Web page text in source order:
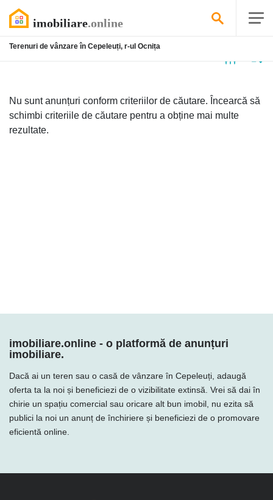
Terenuri de vânzare în Cepeleuți, r-ul Ocnița
Nu sunt anunțuri conform criteriilor de căutare. Încearcă să
schimbi criteriile de căutare pentru a obține mai multe
rezultate.
imobiliare.online - o platformă de anunțuri
imobiliare.
Dacă ai un teren sau o casă de vânzare în Cepeleuți, adaugă
oferta ta la noi și beneficiezi de o vizibilitate extinsă. Vrei să dai în
chirie un spațiu comercial sau oricare alt bun imobil, nu ezita să
publici la noi un anunț de închiriere și beneficiezi de o promovare
eficientă online.